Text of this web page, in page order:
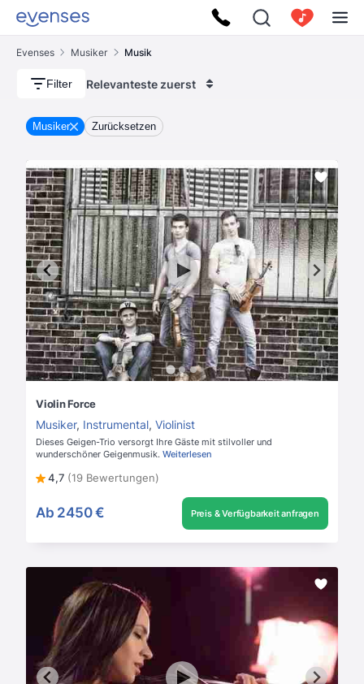
Evenses Musiker Musik
Filter Relevanteste zuerst
Musiker Zurücksetzen
Violin Force
Musiker, Instrumental, Violinist
Dieses Geigen-Trio versorgt Ihre Gäste mit stilvoller und
wunderschöner Geigenmusik. Weiterlesen
4,7 (19 Bewertungen)
Ab 2450 € Preis & Verfügbarkeit anfragen